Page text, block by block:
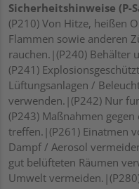
Sicherheitshinweise (P-
(P210) Von Hitze, heißen
Flammen sowie anderen
rauchen.|(P240) Behälter
(P241)
Lüftungsanlagen /
verwenden.|(P242) Nur
(P243) Maßnahmen
treffen.|(P261) Einatmen
Dampf / Aerosol
gut belüfteten Räumen
Umwelt